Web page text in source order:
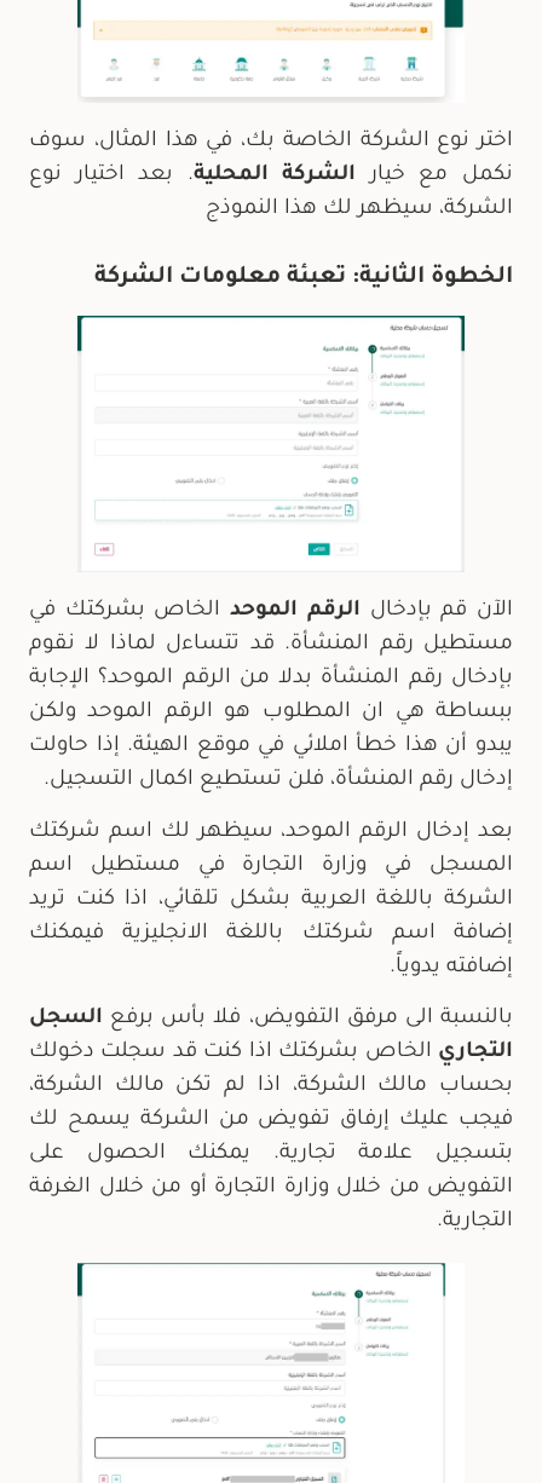
اختر نوع الشركة الخاصة بك، في هذا المثال، سوف
نكمل مع خيار الشركة المحلية. بعد اختيار نوع
الشركة، سيظهر لك هذا النموذج
الخطوة الثانية: تعبئة معلومات الشركة
الآن قم بإدخال الرقم الموحدالخاص بشركتك في
مستطيل رقم المنشأة. قد تتساءل لماذا لا نقوم
بإدخال رقم المنشأة بدلا من الرقم الموحد؟ الإجابة
ببساطة هي ان المطلوب هو الرقم الموحد ولكن
يبدو أن هذا خطأ املائي في موقع الهيئة. إذا حاولت
إدخال رقم المنشأة، فلن تستطيع اكمال التسجيل.
بعد إدخال الرقم الموحد، سيظهر لك اسم شركتك
المسجل في وزارة التجارة في مستطيل اسم
الشركة باللغة العربية بشكل تلقائي، اذا كنت تريد
إضافة اسم شركتك باللغة الانجليزية فيمكنك
إضافته يدوياً.
بالنسبة الى مرفق التفويض، فلا بأس برفع السجل
التجاري الخاص بشركتك اذا كنت قد سجلت دخولك
بحساب مالك الشركة، اذا لم تكن مالك الشركة،
فيجب عليك إرفاق تفويض من الشركة يسمح لك
بتسجيل علامة تجارية. يمكنك الحصول على
التفويض من خلال وزارة التجارة أو من خلال الغرفة
التجارية.